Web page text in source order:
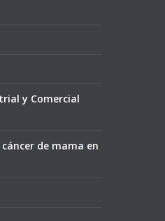
y Comercial
de mama en